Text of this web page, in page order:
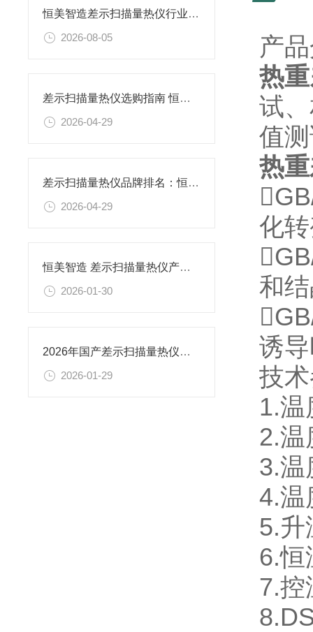
恒美智造差示扫描量热仪行业应用报告书：多领域材料热性能检测实践指南
2026-08-05
差示扫描量热仪选购指南 恒美智造热分析仪器解析
2026-04-29
差示扫描量热仪品牌排名：恒美智造实验室DSC测试仪产品解析
2026-04-29
恒美智造 差示扫描量热仪产品知识图谱报告书
2026-01-30
2026年国产差示扫描量热仪品牌排名发布 恒美智造登顶
2026-01-29
产
热
试
值
热
化
和
诱
技
1.
2.
3.
4.
5.
6.
7.